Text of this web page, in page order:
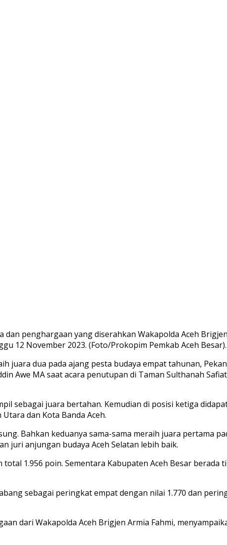
penghargaan yang diserahkan Wakapolda Aceh
12 November 2023. (Foto/Prokopim Pemkab Aceh Besar).
juara dua pada ajang pesta budaya empat tahunan, Pekan
Awe MA saat acara penutupan di Taman Sulthanah
sebagai juara bertahan. Kemudian di posisi ketiga
dan Kota Banda Aceh.
Bahkan keduanya sama-sama meraih juara pertama
juri anjungan budaya Aceh Selatan lebih baik.
1.956 poin. Sementara Kabupaten Aceh Besar berada
sebagai peringkat empat dengan nilai 1.770 dan
dari Wakapolda Aceh Brigjen Armia Fahmi,